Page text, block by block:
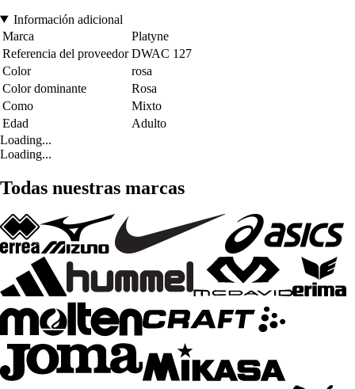
Información adicional
Marca
Platyne
Referencia del proveedor DWAC 127
Color
rosa
Color dominante
Rosa
Como
Mixto
Edad
Adulto
Loading...
Loading...
Todas nuestras marcas